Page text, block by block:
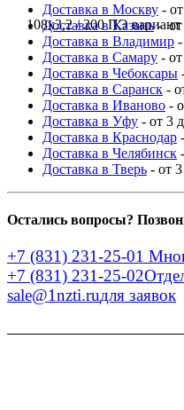
108x3,2 / 200 ПЭ
Доставка в Москву -
Доставка в Казань- от
Доставка в Владимир
Доставка в Самару -
Доставка в Чебоксары
Доставка в Саранск -
Доставка в Иваново -
Доставка в Уфу - от 3
Доставка в Краснодар
Доставка в Челябинск
Доставка в Тверь - от
Остались вопросы?
+7 (831) 231-25-01
+7 (831) 231-25-02
sale@1nzti.ruдля заявок